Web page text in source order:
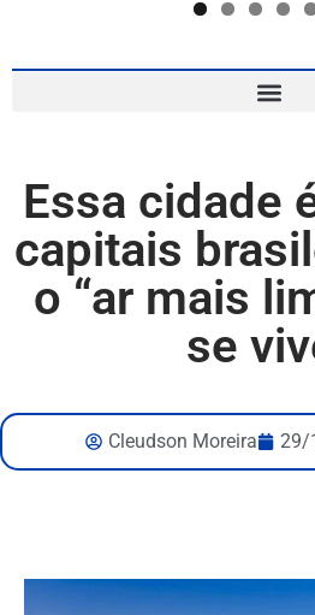
Essa cidade
capitais
o “ar mais
se
Cleudson Moreira 29/